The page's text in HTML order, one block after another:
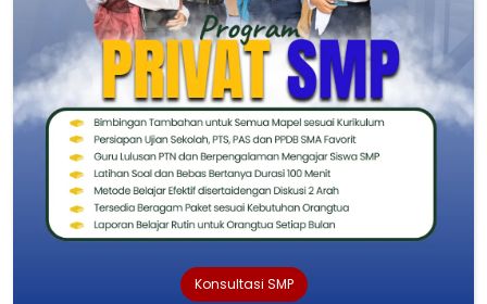
Konsultasi SMP